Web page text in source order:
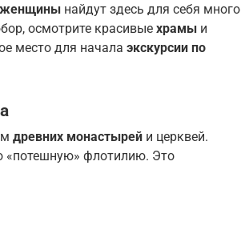
женщины найдут здесь для себя много
осмотрите красивые храмы и
место для начала экскурсии по
древних монастырей и церквей.
«потешную» флотилию. Это